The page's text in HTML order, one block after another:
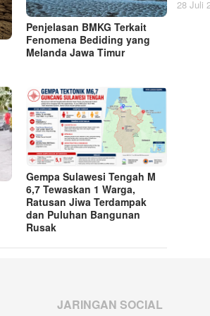
Penjelasan BMKG Terkait
Fenomena Bediding yang
Melanda Jawa Timur
Gempa Sulawesi Tengah M
6,7 Tewaskan 1 Warga,
Ratusan Jiwa Terdampak
dan Puluhan Bangunan
Rusak
28 Juli
JARINGAN SOCIAL